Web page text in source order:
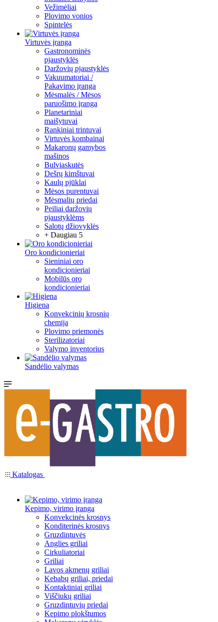
Vežimėliai
Plovimo vonios
Spintelės
Virtuvės įranga
Gastronominės
pjaustyklės
Daržovių pjaustyklės
Vakuumatoriai /
Pakavimo įranga
Mėsmalės / Mėsos
paruošimo įranga
Planetariniai
maišytuvai
Rankiniai trintuvai
Virtuvės kombainai
Makaronų gamybos
mašinos
Bulviaskutės
Dešrų kimštuvai
Kaulų pjūklai
Mėsos purentuvai
Mėsmalių priedai
Peiliai daržovių
pjaustyklėms
Salotų džiovyklės
+ Daugiau 5
Oro kondicionieriai
Sieniniai oro
kondicionieriai
Mobilūs oro
kondicionieriai
Higiena
Konvekcinių krosnių
chemija
Plovimo priemonės
Sterilizatoriai
Valymo inventorius
Sandėlio valymas
Katalogas
Kepimo, virimo įranga
Konvekcinės krosnys
Konditerinės krosnys
Gruzdintuvės
Anglies griliai
Cirkuliatoriai
Griliai
Lavos akmenų griliai
Kebabų griliai, priedai
Kontaktiniai griliai
Viščiukų griliai
Gruzdintuvių priedai
Kepimo plokštumos